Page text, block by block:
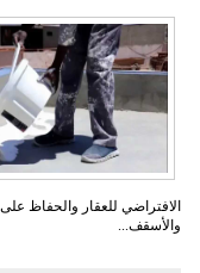
الافتراضي للعقار والحفاظ
والأسقف...